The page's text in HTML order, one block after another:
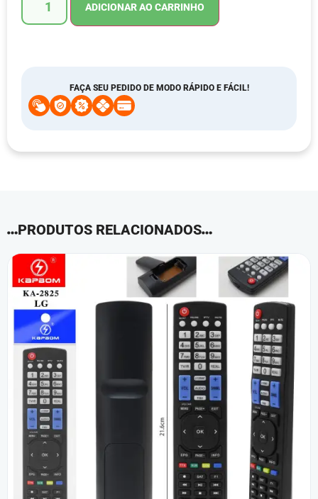
ADICIONAR AO CARRINHO
FAÇA SEU PEDIDO DE MODO RÁPIDO E FÁCIL!
PRODUTOS RELACIONADOS